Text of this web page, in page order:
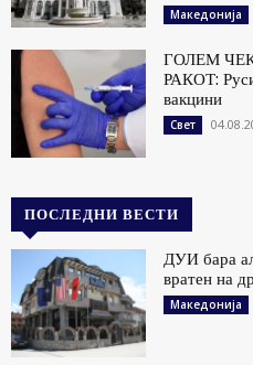
Македонија
ГОЛЕМ
РАКОТ:
вакцини
Свет
ПОСЛЕДНИ ВЕСТИ
ДУИ бара
вратен на
Македонија